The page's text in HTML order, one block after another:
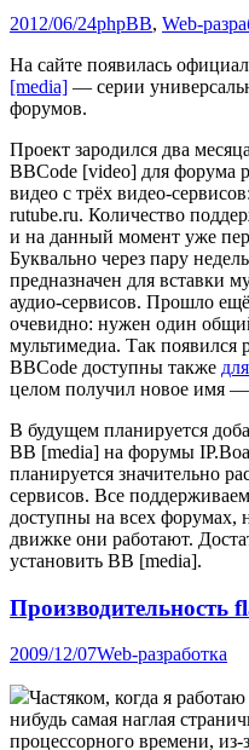
2012/06/24phpBB, Web-
На сайте появилась
[media] — серии
форумов.
Проект зародился два
BBCode [video] для форума
видео с трёх видео-
rutube.ru. Количество
и на данный момент уже
Буквально через пару
предназначен для вставки
аудио-сервисов. Прошло
очевидно: нужен один
мультимедиа. Так
BBCode доступны также
целом получил новое имя
В будущем планируется
BB [media] на форумы
планируется значительно
сервисов. Все
доступны на всех форумах,
движке они работают.
установить BB [media].
Производительность
2009/12/07Web-разработка
Частяком, когда я
нибудь самая наглая
процессорного времени, из-